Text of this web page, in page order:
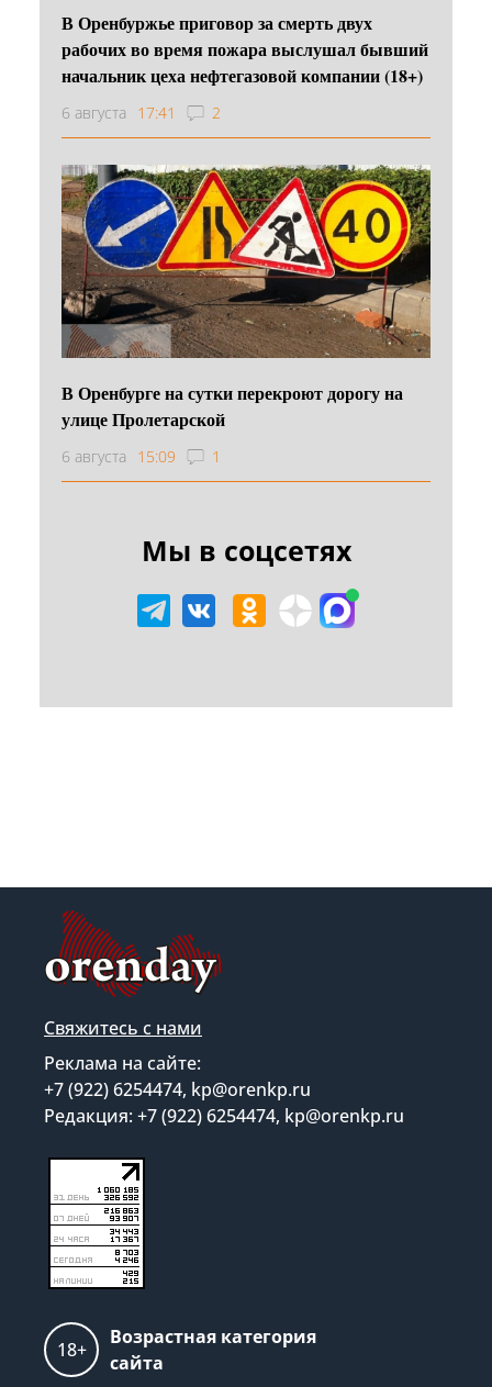
В Оренбуржье приговор за смерть двух
рабочих во время пожара выслушал бывший
начальник цеха нефтегазовой компании (18+)
6 августа 17:41 2
В Оренбурге на сутки перекроют дорогу на
улице Пролетарской
6 августа 15:09 1
Мы в соцсетях
Свяжитесь с нами
Реклама на сайте:
+7 (922) 6254474, kp@orenkp.ru
Редакция: +7 (922) 6254474, kp@orenkp.ru
18+
Возрастная категория
сайта